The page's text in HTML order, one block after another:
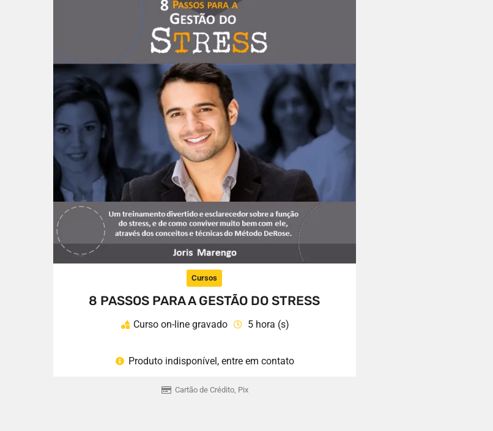
Cursos
8 PASSOS PARA A GESTÃO DO STRESS
Curso on-line gravado 5 hora (s)
Produto indisponível, entre em contato
Cartão de Crédito, Pix